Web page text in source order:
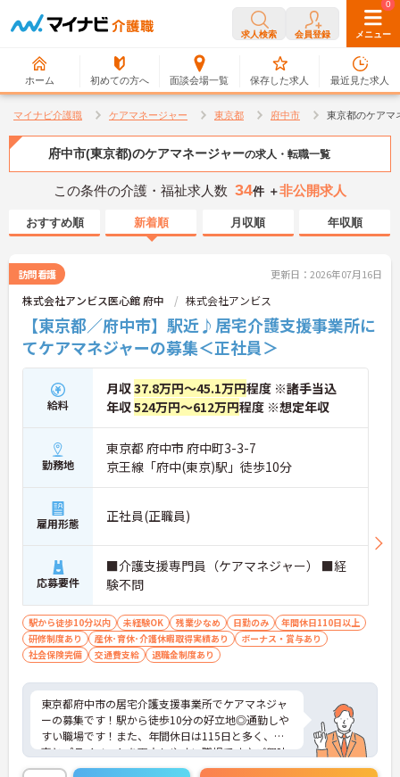
求人検索 会員登録 メニュー
ホーム 初めての方へ 面談会場一覧
0
保存した求人
0
最近見た求人
マイナビ介護職 ケアマネージャー 東京都 府中市 東京都のケアマ
府中市(東京都)のケアマネージャーの求人・転職一覧
この条件の介護・福祉求人数 34件 ＋非公開求人
おすすめ順 新着順 月収順 年収順
訪問看護 更新日：2026年07月16日
株式会社アンビス医心館 府中 株式会社アンビス
【東京都／府中市】駅近♪居宅介護支援事業所に
てケアマネジャーの募集＜正社員＞
給料
月収37.8万円～45.1万円程度 ※諸手当込
年収524万円～612万円程度 ※想定年収
勤務地
東京都 府中市 府中町3-3-7
京王線「府中(東京)駅」徒歩10分
雇用形態 正社員(正職員)
応募要件
■介護支援専門員（ケアマネジャー） ■経
験不問
駅から徒歩10分以内 未経験OK 残業少なめ 日勤のみ
年間休日110日以上
研修制度あり
産休･育休･介護休暇取得実績あり
ボーナス・賞与あり
社会保険完備
交通費支給 退職金制度あり
東京都府中市の居宅介護支援事業所でケアマネジャ
ーの募集です！駅から徒歩10分の好立地◎通勤しや
すい職場です！また、年間休日は115日と多く、仕
事とプライベートを両立しやすい職場です♪ご興味
のある方は面接ポイントをお伝えしますので、お気